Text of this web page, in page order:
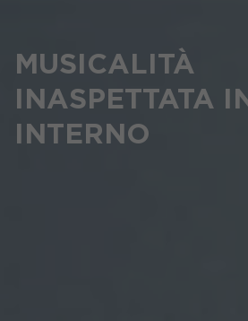
MUSICALITÀ
INASPETTATA
INTERNO